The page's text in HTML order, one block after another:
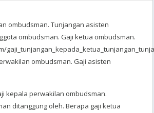
ombudsman. Tunjangan asisten
ombudsman. Gaji ketua ombudsman.
ombudsman. Gaji asisten
kepala perwakilan ombudsman.
ditanggung oleh. Berapa gaji ketua